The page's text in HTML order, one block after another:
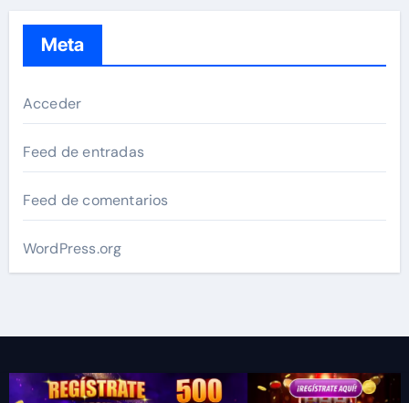
Meta
Acceder
Feed de entradas
Feed de comentarios
WordPress.org